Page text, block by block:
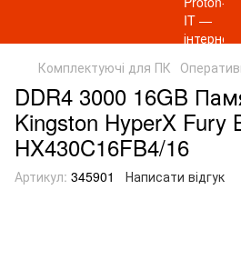
Комплектуючі для ПК
DDR4 3000 16GB
Kingston HyperX Fury
HX430C16FB4/16
Артикул: 345901 Написати відгук